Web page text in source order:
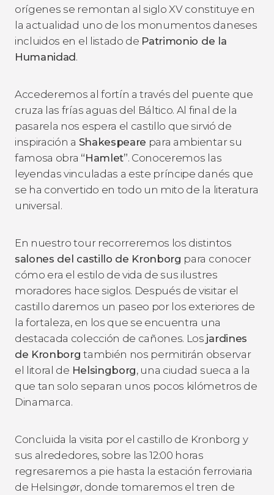
orígenes se remontan al siglo XV constituye en
la actualidad uno de los monumentos daneses
incluidos en el listado de Patrimonio de la
Humanidad.
Accederemos al fortín a través del puente que
cruza las frías aguas del Báltico. Al final de la
pasarela nos espera el castillo que sirvió de
inspiración a Shakespeare para ambientar su
famosa obra “Hamlet”. Conoceremos las
leyendas vinculadas a este príncipe danés que
se ha convertido en todo un mito de la literatura
universal.
En nuestro tour recorreremos los distintos
salones del castillo de Kronborg para conocer
cómo era el estilo de vida de sus ilustres
moradores hace siglos. Después de visitar el
castillo daremos un paseo por los exteriores de
la fortaleza, en los que se encuentra una
destacada colección de cañones. Los jardines
de Kronborg también nos permitirán observar
el litoral de Helsingborg, una ciudad sueca a la
que tan solo separan unos pocos kilómetros de
Dinamarca.
Concluida la visita por el castillo de Kronborg y
sus alrededores, sobre las 12:00 horas
regresaremos a pie hasta la estación ferroviaria
de Helsingør, donde tomaremos el tren de